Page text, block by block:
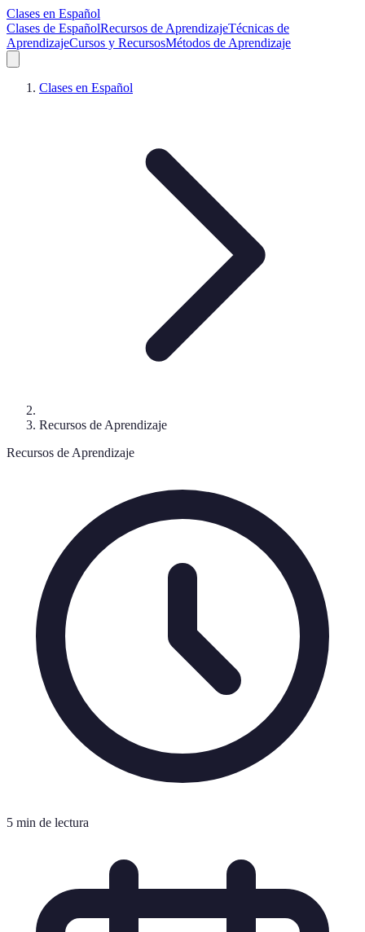
Clases en Español
Clases de EspañolRecursos de AprendizajeTécnicas de
AprendizajeCursos y RecursosMétodos de Aprendizaje
Clases en Español
Recursos de Aprendizaje
Recursos de Aprendizaje
5 min de lectura